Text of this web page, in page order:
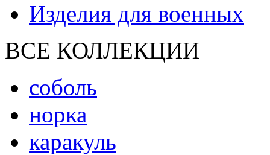
Изделия для военных
ВСЕ КОЛЛЕКЦИИ
соболь
норка
каракуль